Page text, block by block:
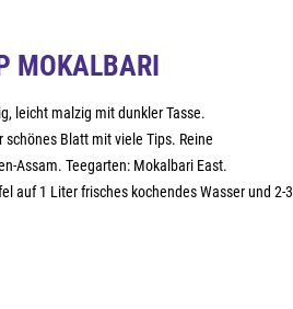
MOKALBARI
leicht malzig mit dunkler Tasse.
schönes Blatt mit viele Tips. Reine
Assam. Teegarten: Mokalbari East.
auf 1 Liter frisches kochendes Wasser und 2-3